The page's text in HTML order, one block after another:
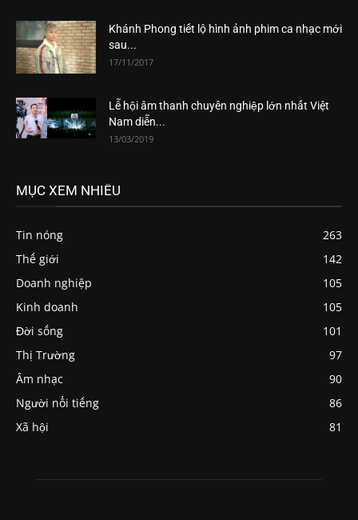
Khánh Phong tiết lộ hình ảnh phim ca nhạc mới
sau...
17/11/2017
Lễ hội âm thanh chuyên nghiệp lớn nhất Việt
Nam diễn...
13/03/2019
MỤC XEM NHIỀU
Tin nóng
263
Thế giới
142
Doanh nghiệp
105
Kinh doanh
105
Đời sống
101
Thị Trường
97
Âm nhạc
90
Người nổi tiếng
86
Xã hội
81